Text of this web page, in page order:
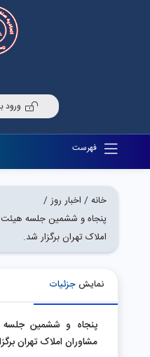
ورود
فهرست
خانه / اخبار روز /
پنجاه و ششمین جلسه هیئت
املاک تهران برگزار شد.
نمایشجزئیات
پنجاه و ششمین جلسه
مشاوران املاک تهران